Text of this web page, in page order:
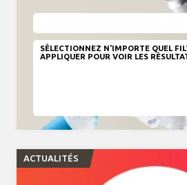
SÉLECTIONNEZ N'IMPORTE QUEL
APPLIQUER POUR VOIR LES
ACTUALITÉS